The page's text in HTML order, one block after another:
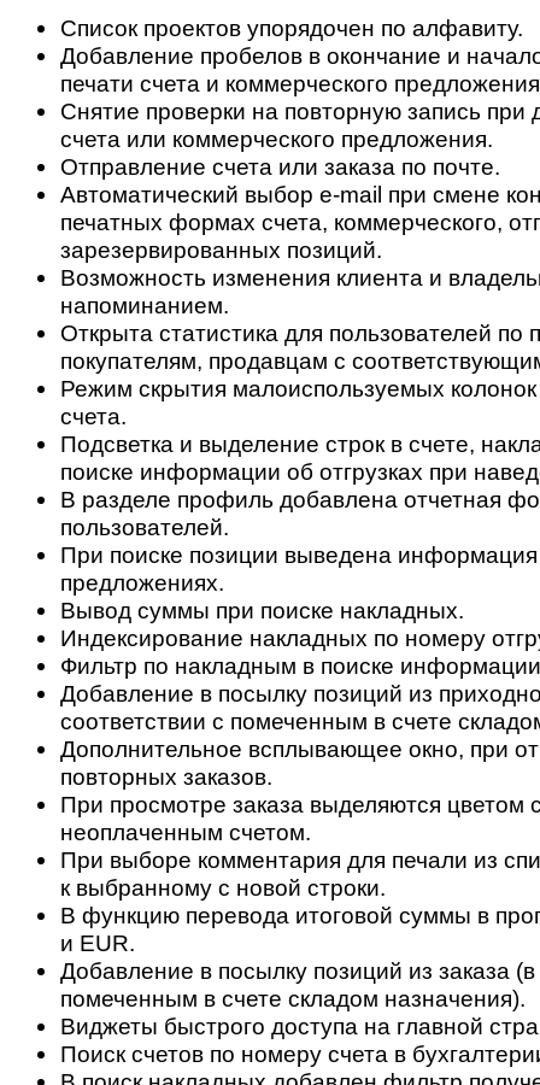
Список проектов упорядочен по алфавиту.
Добавление пробелов в окончание и
печати счета и коммерческого
Снятие проверки на повторную запись при
счета или коммерческого предложения.
Отправление счета или заказа по почте.
Автоматический выбор e-mail при смене
печатных формах счета, коммерческого,
зарезервированных позиций.
Возможность изменения клиента и
напоминанием.
Открыта статистика для пользователей по
покупателям, продавцам с
Режим скрытия малоиспользуемых
счета.
Подсветка и выделение строк в счете,
поиске информации об отгрузках при
В разделе профиль добавлена отчетная
пользователей.
При поиске позиции выведена
предложениях.
Вывод суммы при поиске накладных.
Индексирование накладных по номеру
Фильтр по накладным в поиске информации
Добавление в посылку позиций из
соответствии с помеченным в счете
Дополнительное всплывающее окно, при
повторных заказов.
При просмотре заказа выделяются цветом
неоплаченным счетом.
При выборе комментария для печали из
к выбранному с новой строки.
В функцию перевода итоговой суммы в
и EUR.
Добавление в посылку позиций из заказа (в
помеченным в счете складом назначения).
Виджеты быстрого доступа на главной
Поиск счетов по номеру счета в